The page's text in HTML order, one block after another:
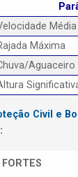
Média
Máxima
Aguaceiro
Civil e